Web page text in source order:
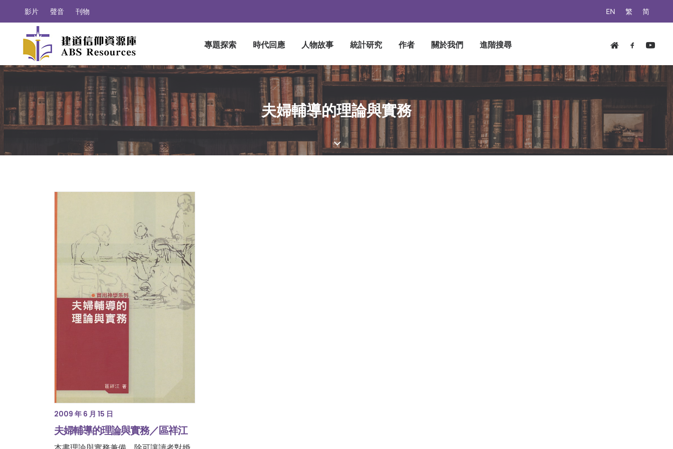
EN 繁 简
影片 聲音 刊物
專題探索 時代回應 人物故事 統計研究 作者 關於我們 進階搜尋
夫婦輔導的理論與實務
2009 年 6 月 15 日
夫婦輔導的理論與實務／區祥江